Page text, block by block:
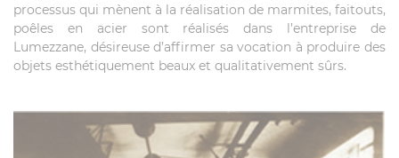
processus qui mènent à la réalisation de marmites, faitouts,
poêles en acier sont réalisés dans l’entreprise de
Lumezzane, désireuse d’affirmer sa vocation à produire des
objets esthétiquement beaux et qualitativement sûrs.